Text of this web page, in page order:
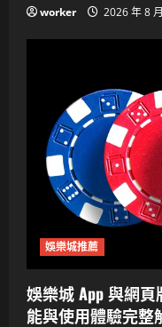
worker 2026 年 8
娛樂城推薦
娛樂城 App 與網
能與使用體驗完整